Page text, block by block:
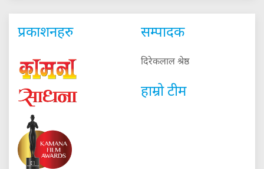
प्रकाशनहरु सम्पादक
दिरेकलाल श्रेष्ठ
हाम्रो टीम